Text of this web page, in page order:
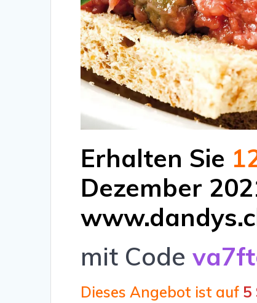
Erhalten Sie
Dezember
mit Code
Dieses Angebot ist auf 5